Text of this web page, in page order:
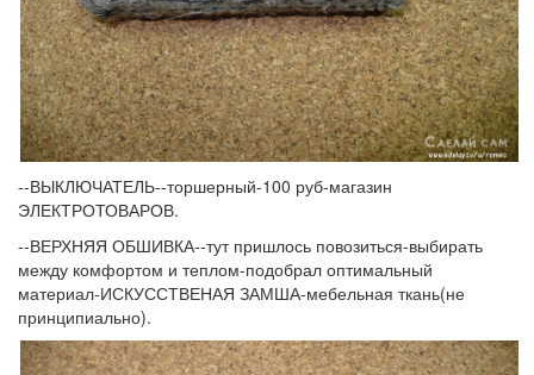
--ВЫКЛЮЧАТЕЛЬ--торшерный-100 руб-магазин
ЭЛЕКТРОТОВАРОВ.
--ВЕРХНЯЯ ОБШИВКА--тут пришлось повозиться-выбирать
между комфортом и теплом-подобрал оптимальный
материал-ИСКУССТВЕНАЯ ЗАМША-мебельная ткань(не
принципиально).